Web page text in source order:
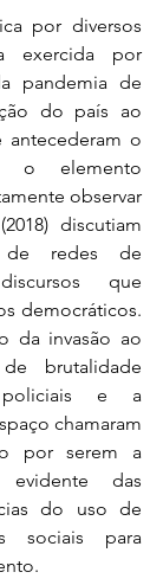
por diversos
exercida por
pandemia de
do país ao
o
o elemento
observar
discutiam
de redes de
que
democráticos.
da invasão ao
brutalidade
e a
chamaram
por serem a
evidente das
do uso de
sociais para